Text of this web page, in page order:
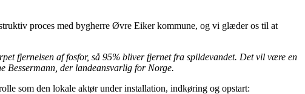
proces med bygherre Øvre Eiker kommune, og vi glæder os til at
fjernelsen af fosfor, så 95% bliver fjernet fra spildevandet. Det vil være en
Bessermann, der landeansvarlig for Norge.
som den lokale aktør under installation, indkøring og opstart: